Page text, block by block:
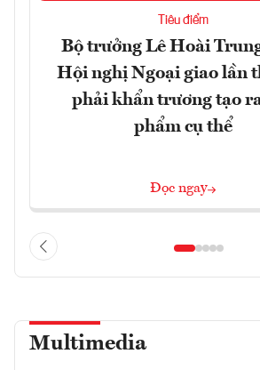
Tiêu điểm
Bộ trưởng Lê Hoài
Hội nghị Ngoại giao lần
phải khẩn trương tạo
phẩm cụ thể
Đọc ngay
Multimedia